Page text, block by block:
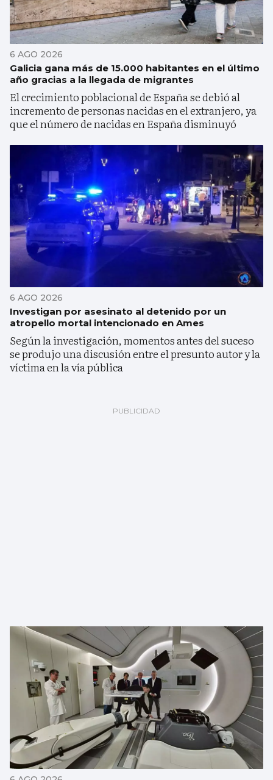
6 AGO 2026
Galicia gana más de 15.000 habitantes en el último
año gracias a la llegada de migrantes
El crecimiento poblacional de España se debió al
incremento de personas nacidas en el extranjero, ya
que el número de nacidas en España disminuyó
6 AGO 2026
Investigan por asesinato al detenido por un
atropello mortal intencionado en Ames
Según la investigación, momentos antes del suceso
se produjo una discusión entre el presunto autor y la
víctima en la vía pública